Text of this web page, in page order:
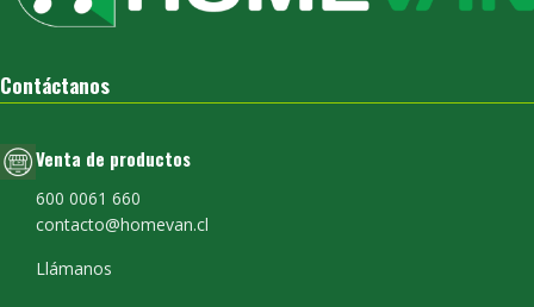
Contáctanos
Venta de productos
600 0061 660
contacto@homevan.cl
Llámanos